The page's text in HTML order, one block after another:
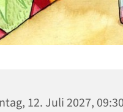
12. Juli 2027,